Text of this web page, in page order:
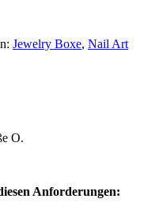
Jewelry Boxe, Nail Art
O.
Anforderungen: